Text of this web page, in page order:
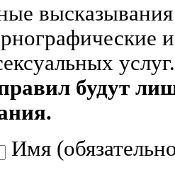
услуг.
будут
Имя